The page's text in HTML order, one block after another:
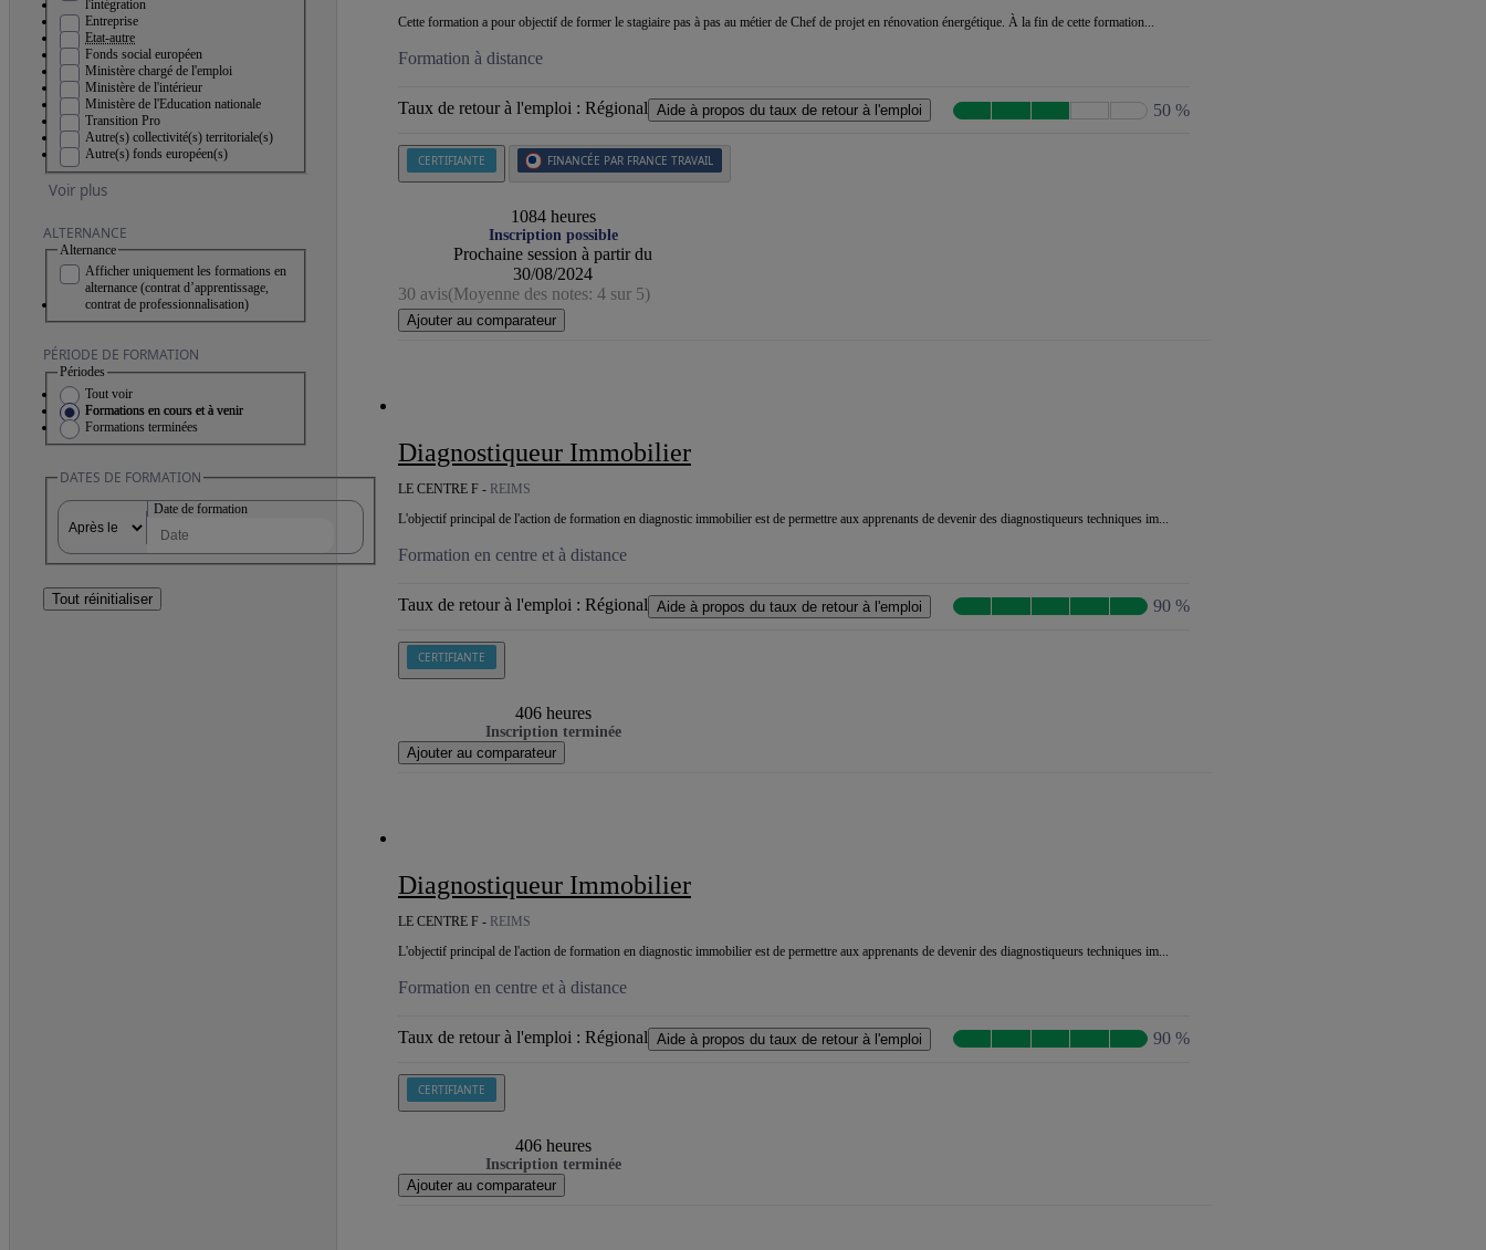
l'intégration
Entreprise
Etat-autre
Fonds social européen
Ministère chargé de l'emploi
Ministère de l'intérieur
Ministère de l'Education nationale
Transition Pro
Autre(s) collectivité(s) territoriale(s)
Autre(s) fonds européen(s)
Voir plus
ALTERNANCE
Alternance
Afficher uniquement les formations en
alternance (contrat d’apprentissage,
contrat de professionnalisation)
PÉRIODE DE FORMATION
Périodes
Tout voir
Formations en cours et à venir
Formations terminées
DATES DE FORMATION
Date de formation
Tout réinitialiser
Cette formation a pour objectif de former le stagiaire pas à pas au métier de Chef de projet en rénovation énergétique. À la fin de cette formation...
Formation à distance
Taux de retour à l'emploi : Régional Aide à propos du taux de retour à l'emploi 50 %
CERTIFIANTE FINANCÉE PAR FRANCE TRAVAIL
1084 heures
Inscription possible
Prochaine session à partir du
30/08/2024
30 avis(Moyenne des notes: 4 sur 5)
Ajouter au comparateur
Diagnostiqueur Immobilier
LE CENTRE F - REIMS
L'objectif principal de l'action de formation en diagnostic immobilier est de permettre aux apprenants de devenir des diagnostiqueurs techniques im...
Formation en centre et à distance
Taux de retour à l'emploi : Régional Aide à propos du taux de retour à l'emploi 90 %
CERTIFIANTE
406 heures
Inscription terminée
Ajouter au comparateur
Diagnostiqueur Immobilier
LE CENTRE F - REIMS
L'objectif principal de l'action de formation en diagnostic immobilier est de permettre aux apprenants de devenir des diagnostiqueurs techniques im...
Formation en centre et à distance
Taux de retour à l'emploi : Régional Aide à propos du taux de retour à l'emploi 90 %
CERTIFIANTE
406 heures
Inscription terminée
Ajouter au comparateur